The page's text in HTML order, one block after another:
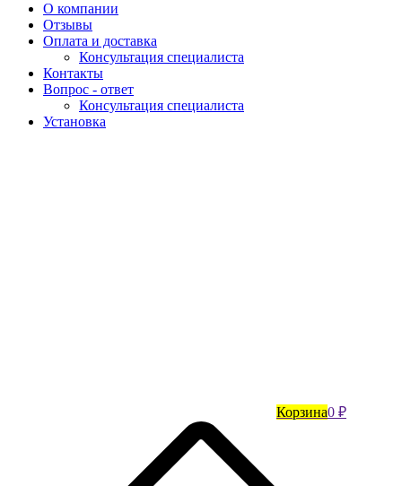
О компании
Отзывы
Оплата и доставка
Консультация специалиста
Контакты
Вопрос - ответ
Консультация специалиста
Установка
Корзина0 ₽